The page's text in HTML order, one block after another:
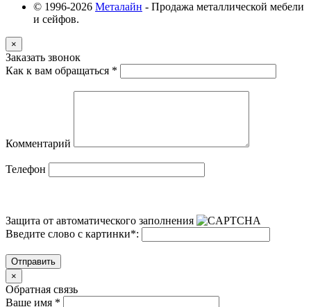
© 1996-2026 Металайн - Продажа металлической мебели
и сейфов.
×
Заказать звонок
Как к вам обращаться *
Комментарий
Телефон
Защита от автоматического заполнения
Введите слово с картинки*:
Отправить
×
Обратная связь
Ваше имя *